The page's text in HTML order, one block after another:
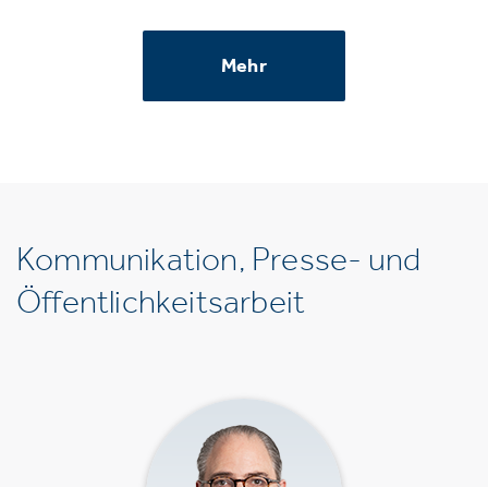
Mehr
Kommunikation, Presse- und
Öffentlichkeitsarbeit